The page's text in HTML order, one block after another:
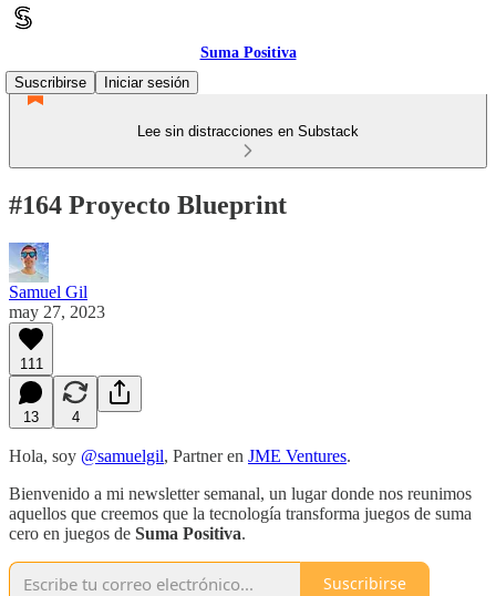
Suma Positiva
Suscribirse
Iniciar sesión
Lee sin distracciones en Substack
#164 Proyecto Blueprint
Samuel Gil
may 27, 2023
111
13 4
Hola, soy @samuelgil, Partner en JME Ventures.
Bienvenido a mi newsletter semanal, un lugar donde nos reunimos
aquellos que creemos que la tecnología transforma juegos de suma
cero en juegos de Suma Positiva.
Suscribirse